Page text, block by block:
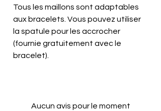
Tous les maillons sont adaptables
aux bracelets. Vous pouvez utiliser
la spatule pour les accrocher
(fournie gratuitement avec le
bracelet).
Aucun avis pour le moment